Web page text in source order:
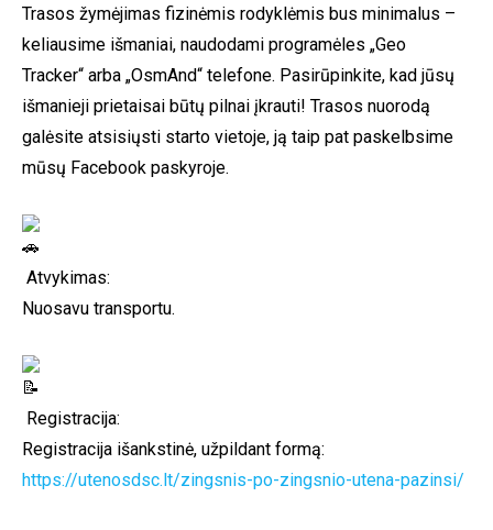
Trasos žymėjimas fizinėmis rodyklėmis bus minimalus –
keliausime išmaniai, naudodami programėles „Geo
Tracker“ arba „OsmAnd“ telefone. Pasirūpinkite, kad jūsų
išmanieji prietaisai būtų pilnai įkrauti! Trasos nuorodą
galėsite atsisiųsti starto vietoje, ją taip pat paskelbsime
mūsų Facebook paskyroje.
Atvykimas:
Nuosavu transportu.
Registracija:
Registracija išankstinė, užpildant formą:
https://utenosdsc.lt/zingsnis-po-zingsnio-utena-pazinsi/